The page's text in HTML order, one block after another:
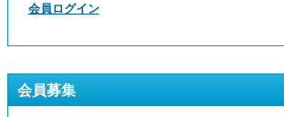
会員ログイン
会員募集